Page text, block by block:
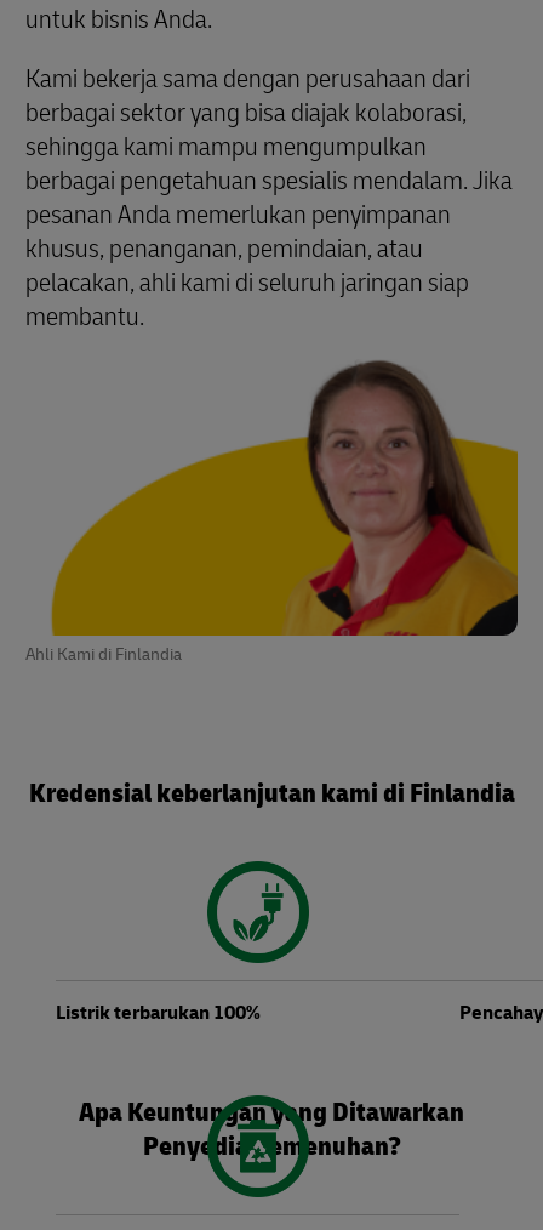
Ahli Kami di Finlandia
untuk bisnis Anda.
Kami bekerja sama dengan perusahaan dari
berbagai sektor yang bisa diajak kolaborasi,
sehingga kami mampu mengumpulkan
berbagai pengetahuan spesialis mendalam. Jika
pesanan Anda memerlukan penyimpanan
khusus, penanganan, pemindaian, atau
pelacakan, ahli kami di seluruh jaringan siap
membantu.
Kredensial keberlanjutan kami di Finlandia
Listrik terbarukan 100%
Apa Keuntungan yang Ditawarkan
Penyedia Pemenuhan?